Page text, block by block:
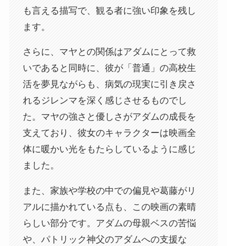
も言える描写で、観る者に強い印象を残し
ます。
さらに、マヤとの関係はアダムにとって救
いであると同時に、彼が「普通」の高校生
活を夢見ながらも、病気の現実に引き戻さ
れるジレンマを深く感じさせるものでし
た。マヤの強さと優しさがアダムの成長を
支えており、彼女のキャラクターは映画全
体に暖かい光をもたらしているように感じ
ました。
また、家族や学校の中での偏見や葛藤がリ
アルに描かれている点も、この映画の素晴
らしい部分です。アダムの母親ベスの苦悩
や、パトリック神父のアダムへの支援な